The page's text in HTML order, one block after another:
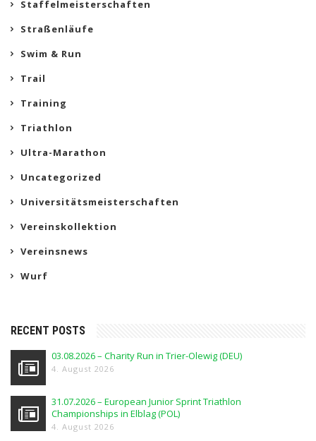
Staffelmeisterschaften
Straßenläufe
Swim & Run
Trail
Training
Triathlon
Ultra-Marathon
Uncategorized
Universitätsmeisterschaften
Vereinskollektion
Vereinsnews
Wurf
RECENT POSTS
03.08.2026 – Charity Run in Trier-Olewig (DEU)
4. August 2026
31.07.2026 – European Junior Sprint Triathlon
Championships in Elblag (POL)
4. August 2026